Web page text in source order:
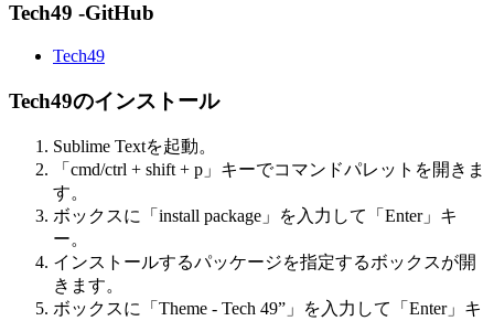
Tech49 -GitHub
Tech49
Tech49のインストール
Sublime Textを起動。
「cmd/ctrl + shift + p」キーでコマンドパレットを開きま
す。
ボックスに「install package」を入力して「Enter」キ
ー。
インストールするパッケージを指定するボックスが開
きます。
ボックスに「Theme - Tech 49”」を入力して「Enter」キ